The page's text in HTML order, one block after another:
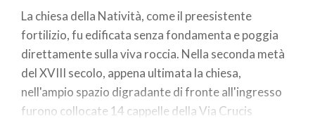
La chiesa della Natività, come il preesistente
fortilizio, fu edificata senza fondamenta e poggia
direttamente sulla viva roccia. Nella seconda metà
del XVIII secolo, appena ultimata la chiesa,
nell'ampio spazio digradante di fronte all'ingresso
furono collocate 14 cappelle della Via Crucis